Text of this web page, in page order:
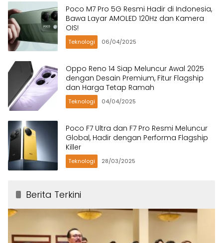
Poco M7 Pro 5G Resmi Hadir di Indonesia,
Bawa Layar AMOLED 120Hz dan Kamera
OIS!
Teknologi 06/04/2025
Oppo Reno 14 Siap Meluncur Awal 2025
dengan Desain Premium, Fitur Flagship
dan Harga Tetap Ramah
Teknologi 04/04/2025
Poco F7 Ultra dan F7 Pro Resmi Meluncur
Global, Hadir dengan Performa Flagship
Killer
Teknologi 28/03/2025
Berita Terkini